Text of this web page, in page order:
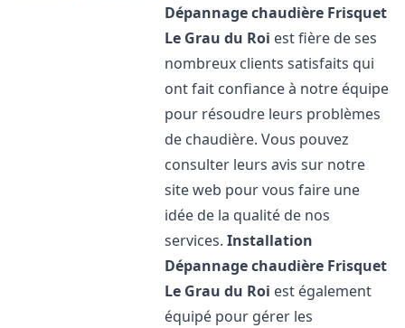
Dépannage chaudière Frisquet
Le Grau du Roi est fière de ses
nombreux clients satisfaits qui
ont fait confiance à notre équipe
pour résoudre leurs problèmes
de chaudière. Vous pouvez
consulter leurs avis sur notre
site web pour vous faire une
idée de la qualité de nos
services.Installation
Dépannage chaudière Frisquet
Le Grau du Roi est également
équipé pour gérer les